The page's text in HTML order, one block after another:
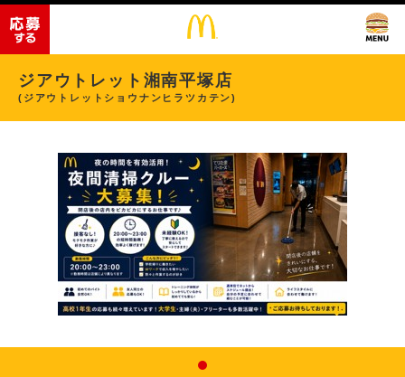
ジアウトレット湘南平塚店
(ジアウトレットショウナンヒラツカテン)